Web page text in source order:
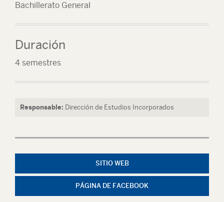
Bachillerato General
Duración
4 semestres
Responsable: Dirección de Estudios Incorporados
SITIO WEB
PÁGINA DE FACEBOOK